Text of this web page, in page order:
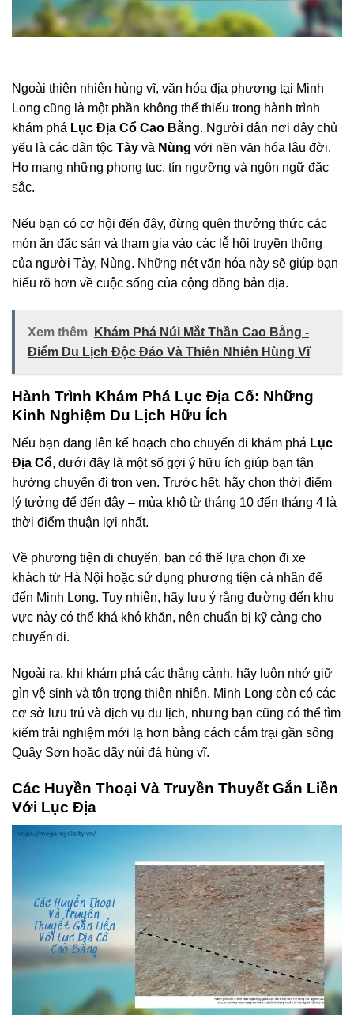
Ngoài thiên nhiên hùng vĩ, văn hóa địa phương tại Minh
Long cũng là một phần không thể thiếu trong hành trình
khám phá Lục Địa Cổ Cao Bằng. Người dân nơi đây chủ
yếu là các dân tộc Tày và Nùng với nền văn hóa lâu đời.
Họ mang những phong tục, tín ngưỡng và ngôn ngữ đặc
sắc.
Nếu bạn có cơ hội đến đây, đừng quên thưởng thức các
món ăn đặc sản và tham gia vào các lễ hội truyền thống
của người Tày, Nùng. Những nét văn hóa này sẽ giúp bạn
hiểu rõ hơn về cuộc sống của cộng đồng bản địa.
Xem thêm
Khám Phá Núi Mắt Thần Cao Bằng -
Điểm Du Lịch Độc Đáo Và Thiên Nhiên Hùng Vĩ
Hành Trình Khám Phá Lục Địa Cổ: Những
Kinh Nghiệm Du Lịch Hữu Ích
Nếu bạn đang lên kế hoạch cho chuyến đi khám phá Lục
Địa Cổ, dưới đây là một số gợi ý hữu ích giúp bạn tận
hưởng chuyến đi trọn vẹn. Trước hết, hãy chọn thời điểm
lý tưởng để đến đây – mùa khô từ tháng 10 đến tháng 4 là
thời điểm thuận lợi nhất.
Về phương tiện di chuyển, bạn có thể lựa chọn đi xe
khách từ Hà Nội hoặc sử dụng phương tiện cá nhân để
đến Minh Long. Tuy nhiên, hãy lưu ý rằng đường đến khu
vực này có thể khá khó khăn, nên chuẩn bị kỹ càng cho
chuyến đi.
Ngoài ra, khi khám phá các thắng cảnh, hãy luôn nhớ giữ
gìn vệ sinh và tôn trọng thiên nhiên. Minh Long còn có các
cơ sở lưu trú và dịch vụ du lịch, nhưng bạn cũng có thể tìm
kiếm trải nghiệm mới lạ hơn bằng cách cắm trại gần sông
Quây Sơn hoặc dãy núi đá hùng vĩ.
Các Huyền Thoại Và Truyền Thuyết Gắn Liền
Với Lục Địa